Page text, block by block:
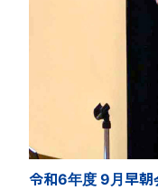
令和6年度 9月早朝